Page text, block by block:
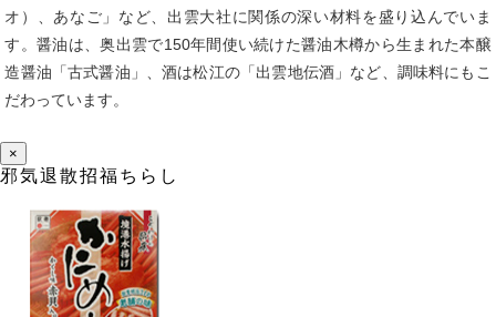
オ）、あなご」など、出雲大社に関係の深い材料を盛り込んでいま
す。醤油は、奥出雲で150年間使い続けた醤油木樽から生まれた本醸
造醤油「古式醤油」、酒は松江の「出雲地伝酒」など、調味料にもこ
だわっています。
×
邪気退散招福ちらし